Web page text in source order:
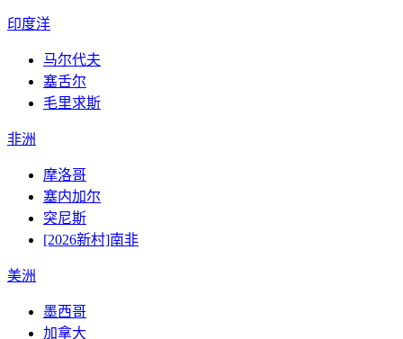
印度洋
马尔代夫
塞舌尔
毛里求斯
非洲
摩洛哥
塞内加尔
突尼斯
[2026新村]南非
美洲
墨西哥
加拿大